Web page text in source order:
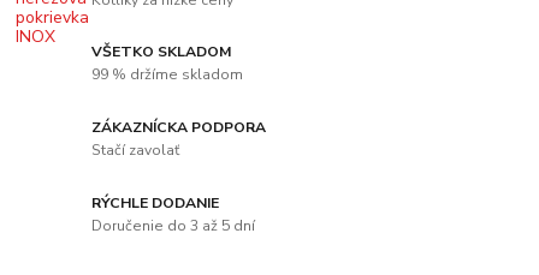
VŠETKO SKLADOM
99 % držíme skladom
ZÁKAZNÍCKA PODPORA
Stačí zavolať
RÝCHLE DODANIE
Doručenie do 3 až 5 dní